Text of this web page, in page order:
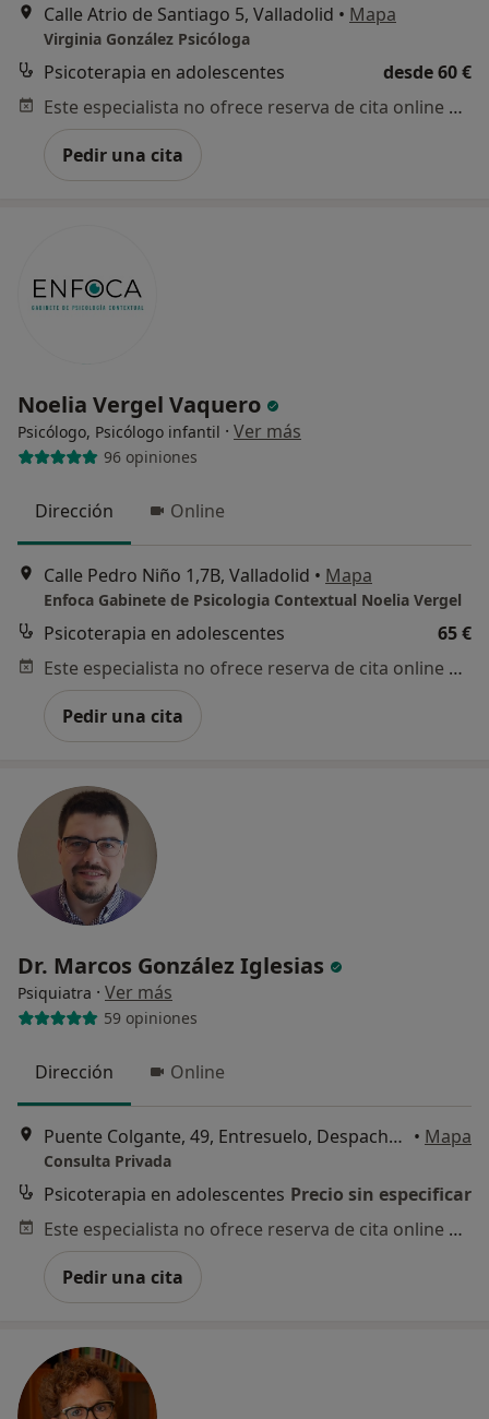
Calle Atrio de Santiago 5, Valladolid • Mapa
Virginia González Psicóloga
Psicoterapia en adolescentes
desde 60 €
Este especialista no ofrece reserva de cita online en esta dirección.
Pedir una cita
Noelia Vergel Vaquero
Psicólogo, Psicólogo infantil · Ver más
96 opiniones
Dirección Online
Calle Pedro Niño 1,7B, Valladolid • Mapa
Enfoca Gabinete de Psicologia Contextual Noelia Vergel
Psicoterapia en adolescentes
65 €
Este especialista no ofrece reserva de cita online en esta dirección.
Pedir una cita
Dr. Marcos González Iglesias
Psiquiatra · Ver más
59 opiniones
Dirección Online
Puente Colgante, 49, Entresuelo, Despacho 10, Valladolid • Mapa
Consulta Privada
Psicoterapia en adolescentes Precio sin especificar
Este especialista no ofrece reserva de cita online en esta dirección.
Pedir una cita